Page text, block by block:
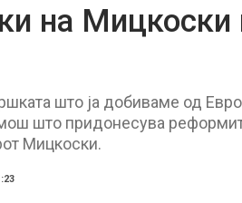
на Мицкоски
што ја добиваме од
што придонесува
Мицкоски.